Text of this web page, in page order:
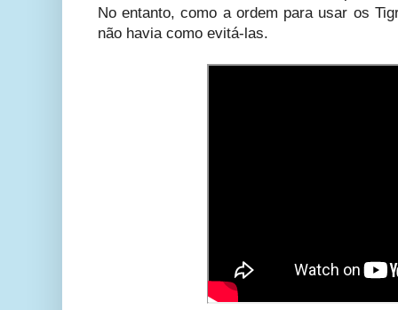
No entanto, como a ordem para usar os
não havia como evitá-las.